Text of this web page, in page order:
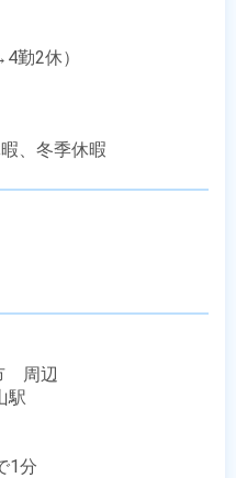
勤2休）
、冬季休暇
周辺
駅
1分